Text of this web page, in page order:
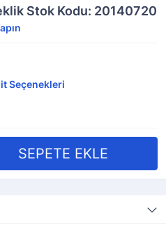
Stok Kodu: 20140720
Seçenekleri